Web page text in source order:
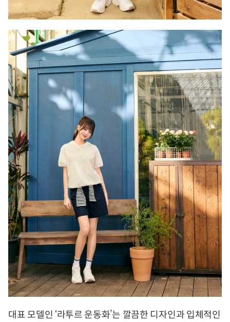
대표 모델인 ‘라투르 운동화’는 깔끔한 디자인과 입체적인